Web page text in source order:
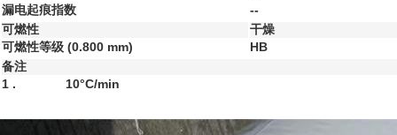
漏电起痕指数
--
可燃性
干燥
可燃性等级 (0.800 mm)
HB
备注
1 .
10°C/min